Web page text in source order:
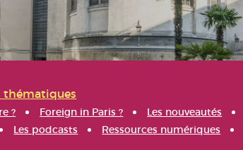
thématiques
? Foreign in Paris ? Les nouveautés
Les podcasts Ressources numériques